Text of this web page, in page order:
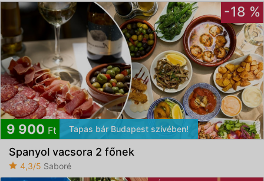
-18 %
9 900 Ft Tapas bár Budapest szívében!
Spanyol vacsora 2 főnek
4,3/5 Saboré